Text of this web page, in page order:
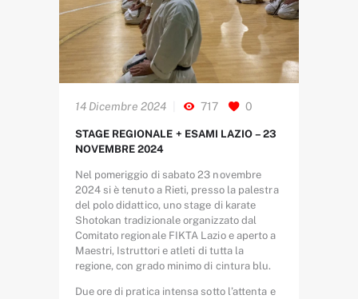
14 Dicembre 2024 717 0
STAGE REGIONALE + ESAMI LAZIO – 23
NOVEMBRE 2024
Nel pomeriggio di sabato 23 novembre
2024 si è tenuto a Rieti, presso la palestra
del polo didattico, uno stage di karate
Shotokan tradizionale organizzato dal
Comitato regionale FIKTA Lazio e aperto a
Maestri, Istruttori e atleti di tutta la
regione, con grado minimo di cintura blu.
Due ore di pratica intensa sotto l’attenta e